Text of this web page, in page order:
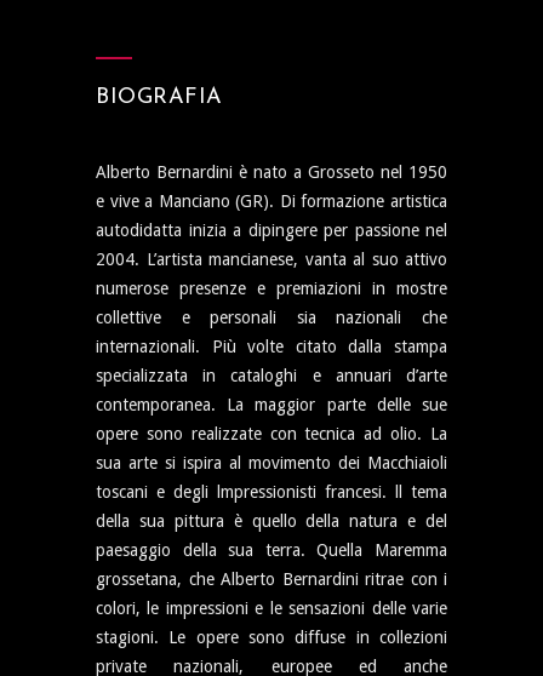
BIOGRAFIA
Alberto Bernardini è nato a Grosseto nel 1950
e vive a Manciano (GR). Di formazione artistica
autodidatta inizia a dipingere per passione nel
2004. L’artista mancianese, vanta al suo attivo
numerose presenze e premiazioni in mostre
collettive e personali sia nazionali che
internazionali. Più volte citato dalla stampa
specializzata in cataloghi e annuari d’arte
contemporanea. La maggior parte delle sue
opere sono realizzate con tecnica ad olio. La
sua arte si ispira al movimento dei Macchiaioli
toscani e degli lmpressionisti francesi. ll tema
della sua pittura è quello della natura e del
paesaggio della sua terra. Quella Maremma
grossetana, che Alberto Bernardini ritrae con i
colori, le impressioni e le sensazioni delle varie
stagioni. Le opere sono diffuse in collezioni
private nazionali, europee ed anche